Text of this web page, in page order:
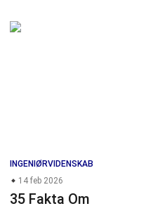
INGENIØRVIDENSKAB
14 feb 2026
35 Fakta Om